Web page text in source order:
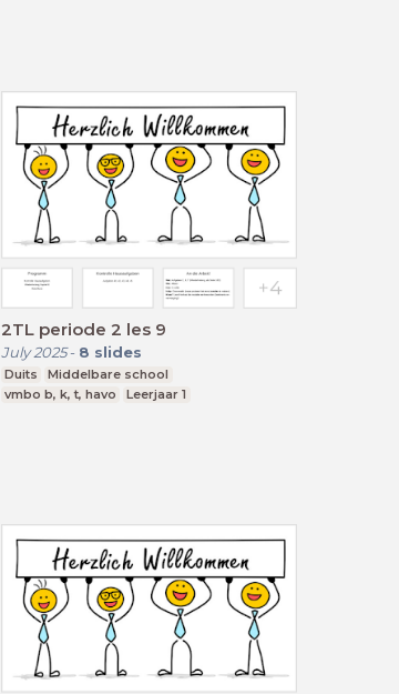
2TL periode 2 les 9
July 2025- 8 slides
Duits
Middelbare school
vmbo b, k, t, havo
Leerjaar 1